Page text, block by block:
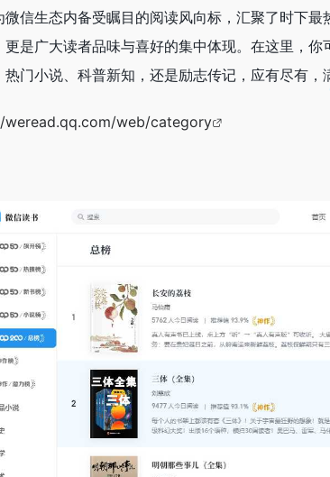
信生态内备受瞩目的阅读风向标，汇聚了时下
是广大读者品味与喜好的集中体现。在这里，你
门小说、科普新知，还是励志传记，应有尽有，
weread.qq.com/web/category